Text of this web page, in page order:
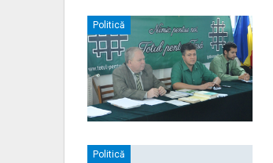
Politică
Politică